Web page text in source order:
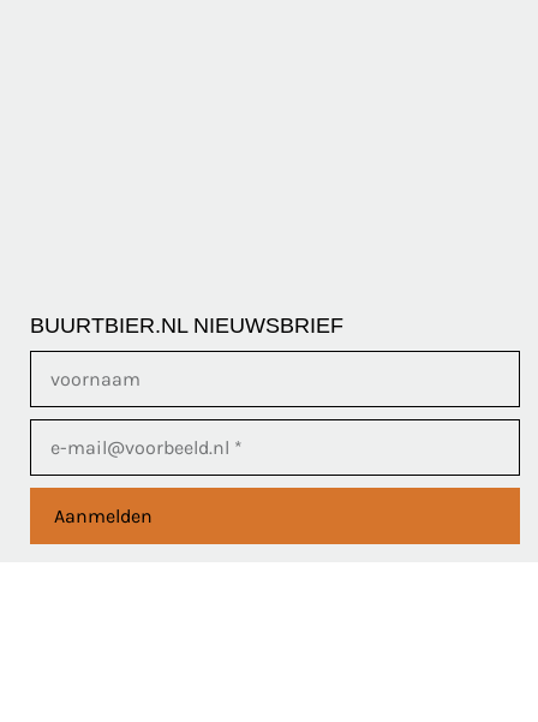
BUURTBIER.NL NIEUWSBRIEF
Aanmelden